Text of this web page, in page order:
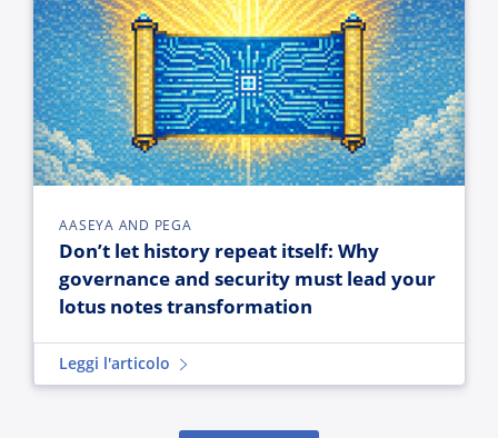
AASEYA AND PEGA
Don’t let history repeat itself: Why
governance and security must lead your
lotus notes transformation
Leggi l'articolo